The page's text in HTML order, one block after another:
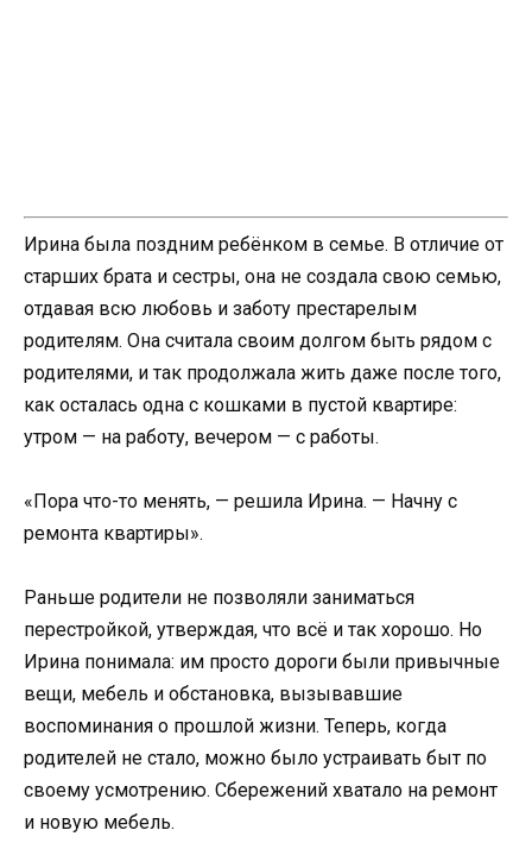
Ирина была поздним ребёнком в семье. В отличие от
старших брата и сестры, она не создала свою семью,
отдавая всю любовь и заботу престарелым
родителям. Она считала своим долгом быть рядом с
родителями, и так продолжала жить даже после того,
как осталась одна с кошками в пустой квартире:
утром — на работу, вечером — с работы.
«Пора что-то менять, — решила Ирина. — Начну с
ремонта квартиры».
Раньше родители не позволяли заниматься
перестройкой, утверждая, что всё и так хорошо. Но
Ирина понимала: им просто дороги были привычные
вещи, мебель и обстановка, вызывавшие
воспоминания о прошлой жизни. Теперь, когда
родителей не стало, можно было устраивать быт по
своему усмотрению. Сбережений хватало на ремонт
и новую мебель.